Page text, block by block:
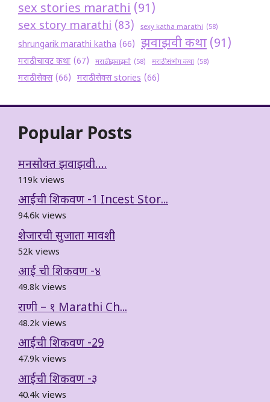
sex stories marathi (91)
sex story marathi (83) sexy katha marathi (58)
shrungarik marathi katha (66) झवाझवी कथा (91)
मराठी चावट कथा (67) मराठी झवाझवी (58) मराठी संभोग कथा (58)
मराठी सेक्स (66) मराठी सेक्स stories (66)
Popular Posts
मनसोक्त झवाझवी….
119k views
आईची शिकवण -1 Incest Stor...
94.6k views
शेजारची सुजाता मावशी
52k views
आई ची शिकवण -४
49.8k views
राणी – १ Marathi Ch...
48.2k views
आईची शिकवण -29
47.9k views
आईची शिकवण -३
40.4k views